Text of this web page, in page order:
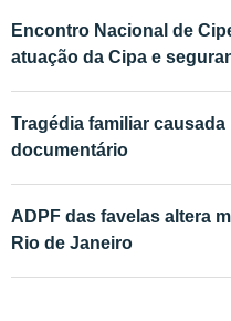
Encontro Nacional de
atuação da Cipa e
Tragédia familiar
documentário
ADPF das favelas altera
Rio de Janeiro